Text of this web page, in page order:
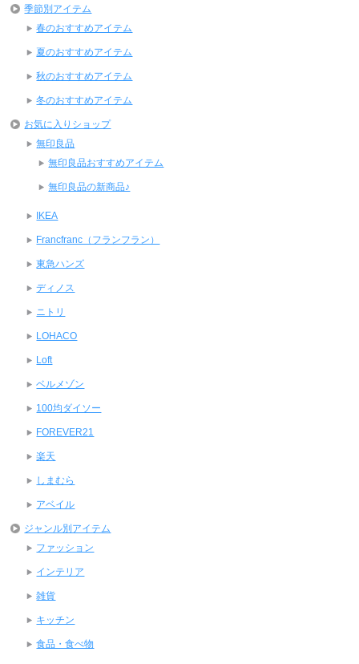
季節別アイテム
春のおすすめアイテム
夏のおすすめアイテム
秋のおすすめアイテム
冬のおすすめアイテム
お気に入りショップ
無印良品
無印良品おすすめアイテム
無印良品の新商品♪
IKEA
Francfranc（フランフラン）
東急ハンズ
ディノス
ニトリ
LOHACO
Loft
ベルメゾン
100均ダイソー
FOREVER21
楽天
しまむら
アベイル
ジャンル別アイテム
ファッション
インテリア
雑貨
キッチン
食品・食べ物